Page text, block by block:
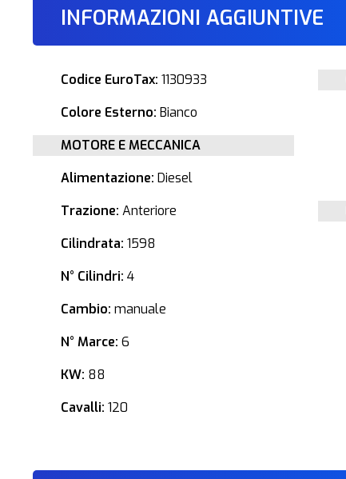
INFORMAZIONI AGGIUNTIVE
Codice EuroTax: 1130933
Colore Esterno: Bianco
MOTORE E MECCANICA
Alimentazione: Diesel
Trazione: Anteriore
Cilindrata: 1598
N° Cilindri: 4
Cambio: manuale
N° Marce: 6
KW: 88
Cavalli: 120